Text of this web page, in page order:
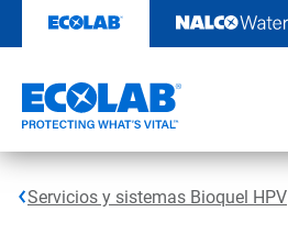
contenido
Servicios y sistemas Bioquel HPV